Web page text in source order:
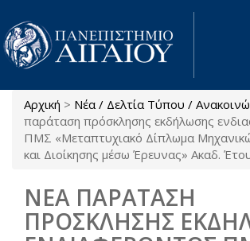
Παράκαμψη προς το κυρίως περιεχόμενο
Είστε εδώ
Αρχική > Νέα / Δελτία Τύπου /
παράταση πρόσκλησης εκδήλωσης
ΠΜΣ «Μεταπτυχιακό Δίπλωμα
και Διοίκησης μέσω Έρευνας» Ακαδ.
ΝΕΑ ΠΑΡΑΤΑΣΗ
ΠΡΟΣΚΛΗΣΗΣ